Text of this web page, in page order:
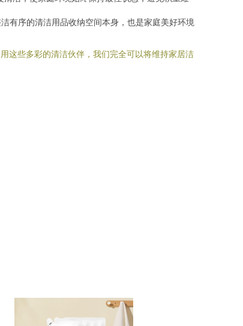
有序的清洁用品收纳空间本身，也是家庭美好环境
这些多彩的清洁伙伴，我们完全可以将维持家居洁